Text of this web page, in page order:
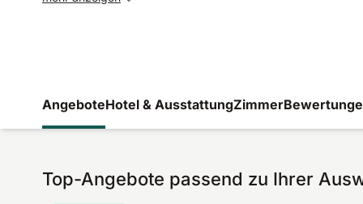
AngeboteHotel & AusstattungZimmer
Top-Angebote passend zu Ihrer